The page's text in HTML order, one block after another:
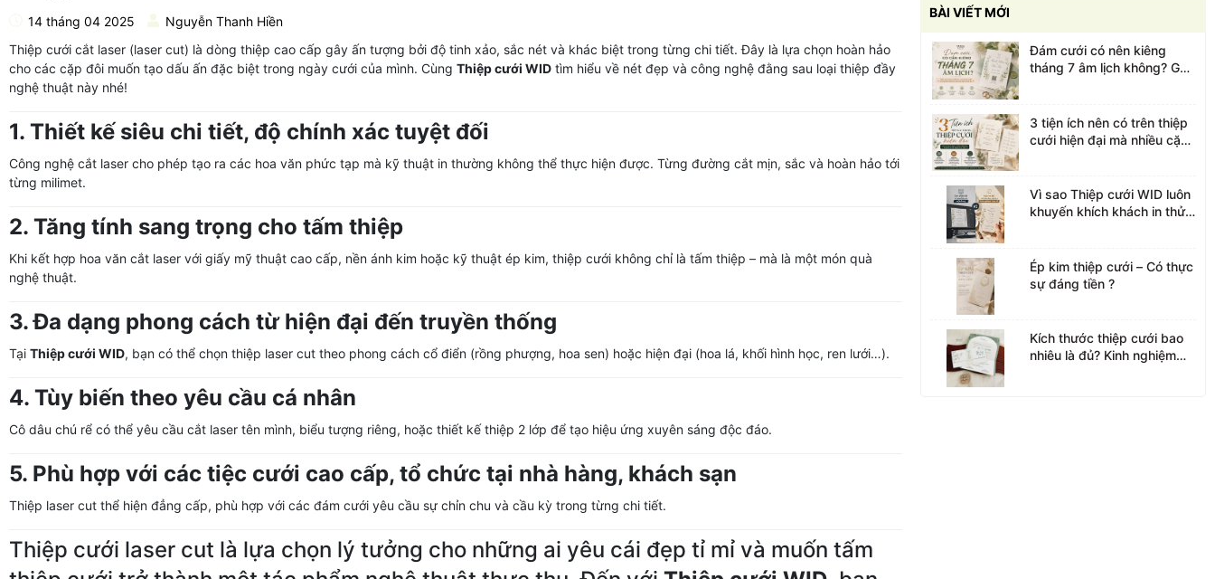
14 tháng 04 2025
Nguyễn Thanh Hiền
Thiệp cưới cắt laser (laser cut) là dòng thiệp cao cấp gây ấn tượng bởi độ tinh xảo, sắc nét và khác biệt trong từng chi tiết. Đây là lựa chọn hoàn hảo
cho các cặp đôi muốn tạo dấu ấn đặc biệt trong ngày cưới của mình. Cùng Thiệp cưới WID tìm hiểu về nét đẹp và công nghệ đằng sau loại thiệp đầy
nghệ thuật này nhé!
1. Thiết kế siêu chi tiết, độ chính xác tuyệt đối
Công nghệ cắt laser cho phép tạo ra các hoa văn phức tạp mà kỹ thuật in thường không thể thực hiện được. Từng đường cắt mịn, sắc và hoàn hảo tới
từng milimet.
2. Tăng tính sang trọng cho tấm thiệp
Khi kết hợp hoa văn cắt laser với giấy mỹ thuật cao cấp, nền ánh kim hoặc kỹ thuật ép kim, thiệp cưới không chỉ là tấm thiệp – mà là một món quà
nghệ thuật.
3. Đa dạng phong cách từ hiện đại đến truyền thống
Tại Thiệp cưới WID, bạn có thể chọn thiệp laser cut theo phong cách cổ điển (rồng phượng, hoa sen) hoặc hiện đại (hoa lá, khối hình học, ren lưới…).
4. Tùy biến theo yêu cầu cá nhân
Cô dâu chú rể có thể yêu cầu cắt laser tên mình, biểu tượng riêng, hoặc thiết kế thiệp 2 lớp để tạo hiệu ứng xuyên sáng độc đáo.
5. Phù hợp với các tiệc cưới cao cấp, tổ chức tại nhà hàng, khách sạn
Thiệp laser cut thể hiện đẳng cấp, phù hợp với các đám cưới yêu cầu sự chỉn chu và cầu kỳ trong từng chi tiết.
Thiệp cưới laser cut là lựa chọn lý tưởng cho những ai yêu cái đẹp tỉ mỉ và muốn tấm
BÀI VIẾT MỚI
Đám cưới có nên kiêng
tháng 7 âm lịch không? Góc
3 tiện ích nên có trên thiệp
cưới hiện đại mà nhiều cặp
Vì sao Thiệp cưới WID luôn
khuyến khích khách in thử
Ép kim thiệp cưới – Có thực
sự đáng tiền ?
Kích thước thiệp cưới bao
nhiêu là đủ? Kinh nghiệm